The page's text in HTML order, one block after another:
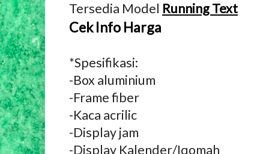
Tersedia Model Running Text
Cek Info Harga
*Spesifikasi:
-Box aluminium
-Frame fiber
-Kaca acrilic
-Display jam
-Display Kalender/Iqomah